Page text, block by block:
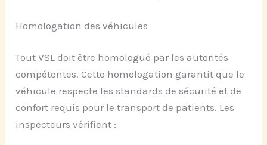
Homologation des véhicules
Tout VSL doit être homologué par les autorités
compétentes. Cette homologation garantit que le
véhicule respecte les standards de sécurité et de
confort requis pour le transport de patients. Les
inspecteurs vérifient :